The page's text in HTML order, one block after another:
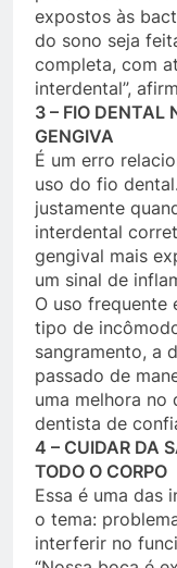
expostos às
do sono seja
completa, com
interdental”,
3 – FIO DENTAL
GENGIVA
É um erro
uso do fio
justamente
interdental
gengival mais
um sinal de
O uso
tipo de
sangramento, a
passado de
uma melhora no
dentista de
4 – CUIDAR DA
TODO O CORPO
Essa é uma das
o tema:
interferir no